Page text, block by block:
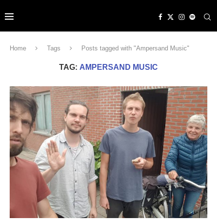
Home Tags Posts tagged with "Ampersand Music"
TAG: AMPERSAND MUSIC